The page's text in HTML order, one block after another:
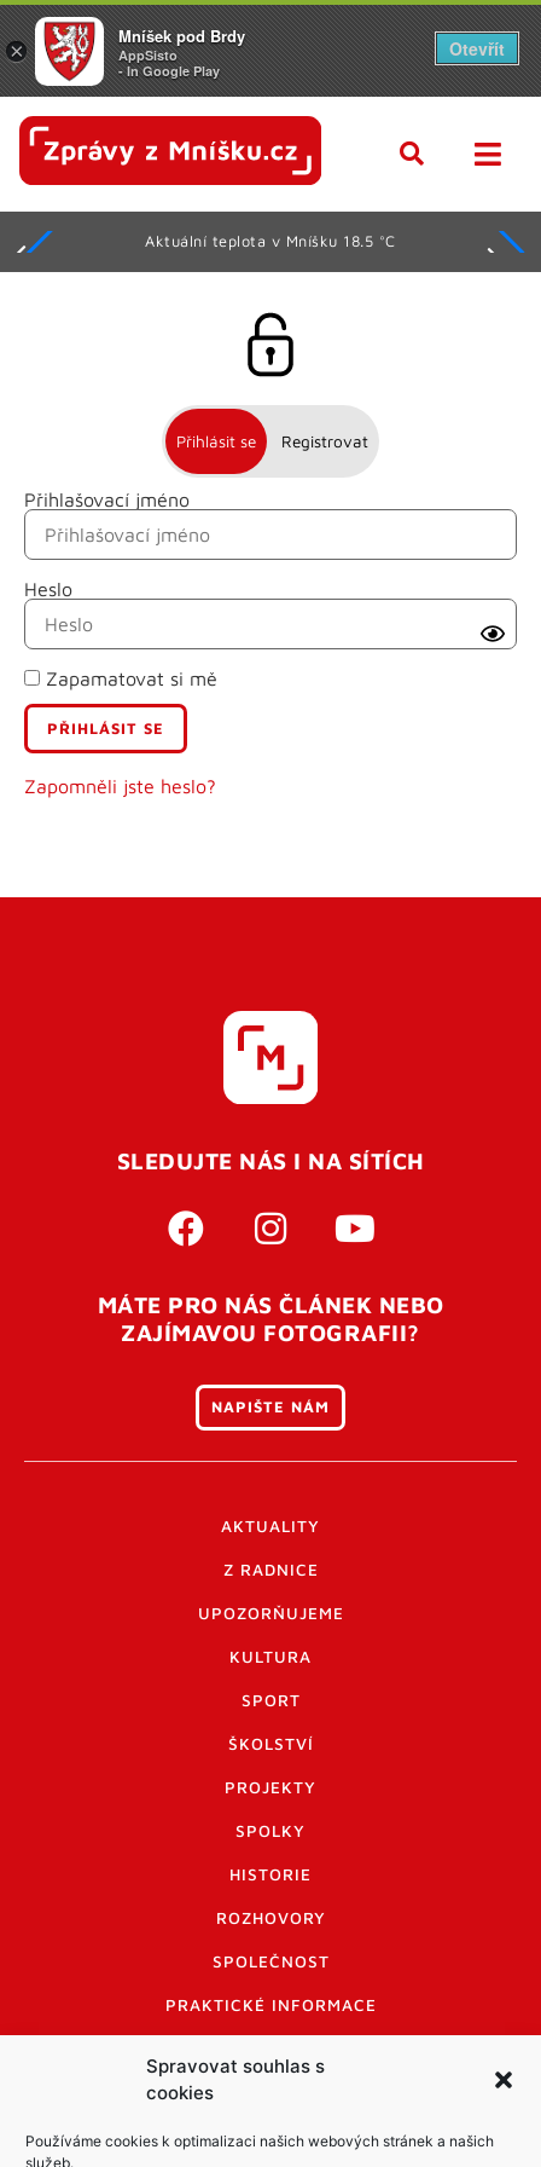
Spravovat souhlas s
cookies
Používáme cookies k optimalizaci našich webových stránek a našich
služeb.
Aktuální teplota v Mníšku 18.5 °C
Přihlásit se Registrovat
Přihlašovací jméno
Heslo
Zapamatovat si mě
Zapomněli jste heslo?
Jméno
Příjmení
E-mail
Uživatelské jméno
Pro úspěšné dokončení registrace je potřeba
vaší e-mailovouadresu. Po úspěšném odeslání
otevření tohoto odkazu se váš účet ověří a můžete se
přihlásit. Nezapomeňte zkontrolovat složku SPAM ve
SLEDUJTE NÁS I NA SÍTÍCH
MÁTE PRO NÁS ČLÁNEK NEBO
ZAJÍMAVOU FOTOGRAFII?
NAPIŠTE NÁM
AKTUALITY
Z RADNICE
UPOZORŇUJEME
KULTURA
SPORT
ŠKOLSTVÍ
PROJEKTY
SPOLKY
HISTORIE
ROZHOVORY
SPOLEČNOST
PRAKTICKÉ INFORMACE
INFORMACE A KODEX DISKUTUJÍCÍCH
LOGO A LOGO MANUÁL
×
Mníšek pod Brdy
AppSisto
- In Google Play
Otevřít